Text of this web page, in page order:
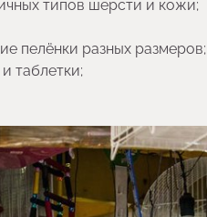
типов шерсти и кожи;
пелёнки разных размеров;
таблетки;